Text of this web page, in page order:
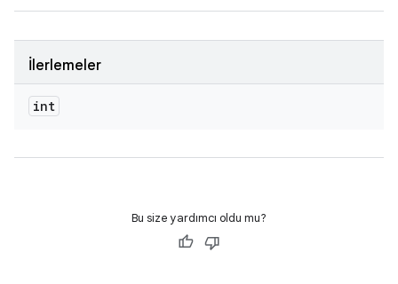
İlerlemeler
int
Bu size yardımcı oldu mu?